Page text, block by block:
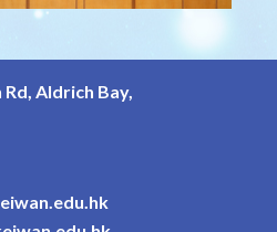
Aldrich Bay,